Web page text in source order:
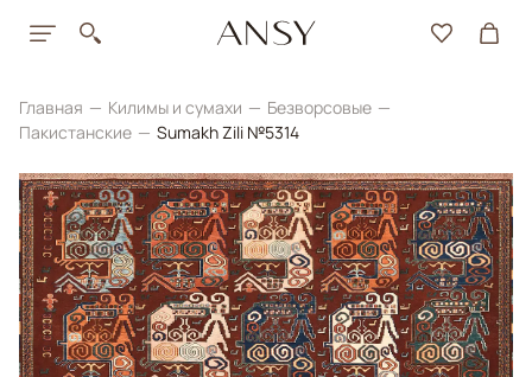
Главная Килимы и сумахи
Безворсовые
Пакистанские
Sumakh Zili №5314